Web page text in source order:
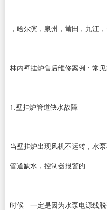
，哈尔滨，泉州，莆田，九江
林内壁挂炉售后维修案例：常
1.壁挂炉管道缺水故障
当壁挂炉出现风机不运转，水
管道缺水，控制器报警的
时候，一定是因为水泵电源线